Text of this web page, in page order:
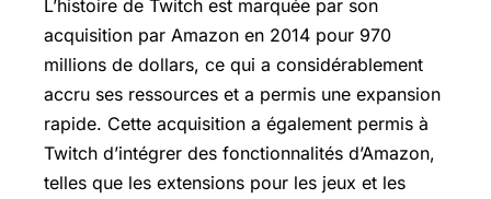
L’histoire de Twitch est marquée par son
acquisition par Amazon en 2014 pour 970
millions de dollars, ce qui a considérablement
accru ses ressources et a permis une expansion
rapide. Cette acquisition a également permis à
Twitch d’intégrer des fonctionnalités d’Amazon,
telles que les extensions pour les jeux et les